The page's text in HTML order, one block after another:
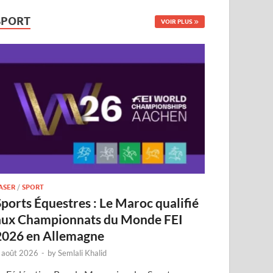
VOIR PLUS
/SPORT
Équestres : Le Maroc qualifié
Championnats du Monde FEI
en Allemagne
2026 - bySemlali Khalid